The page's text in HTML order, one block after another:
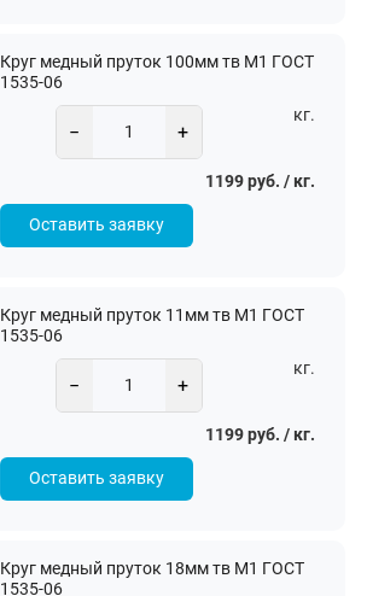
Круг медный пруток 100мм тв М1 ГОСТ
1535-06
− +
кг.
1199 руб. / кг.
Оставить заявку
Круг медный пруток 11мм тв М1 ГОСТ
1535-06
− +
кг.
1199 руб. / кг.
Оставить заявку
Круг медный пруток 18мм тв М1 ГОСТ
1535-06